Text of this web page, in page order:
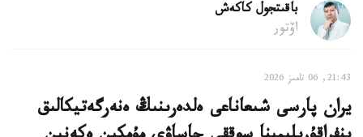
باقىتجول كاكەش
اۆتور
21:43, 06 تامىز 2026
يران پارسى شىعاناعى ەلدەرىنىڭ ەنەرگەتيكالىق